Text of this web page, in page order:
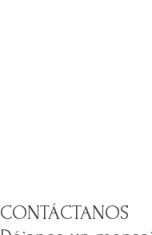
CONTÁCTANOS